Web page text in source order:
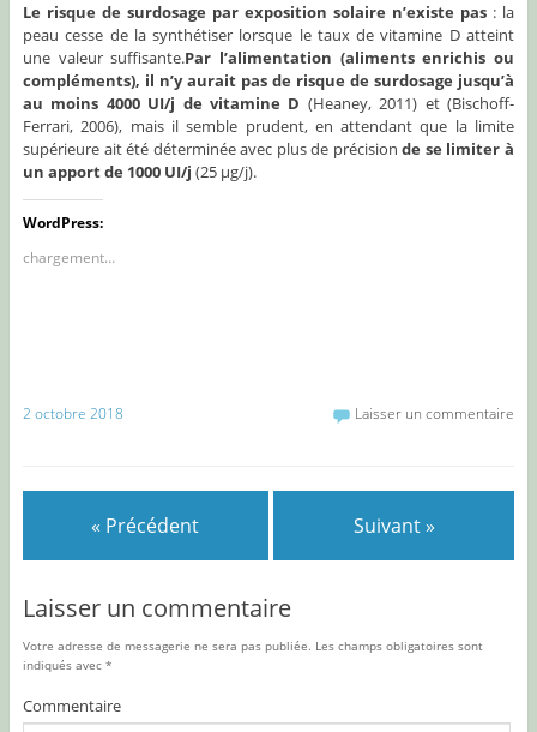
Le risque de surdosage par exposition solaire n’existe pas : la
peau cesse de la synthétiser lorsque le taux de vitamine D atteint
une valeur suffisante.Par l’alimentation (aliments enrichis ou
compléments), il n’y aurait pas de risque de surdosage jusqu’à
au moins 4000 UI/j de vitamine D (Heaney, 2011) et (Bischoff-
Ferrari, 2006), mais il semble prudent, en attendant que la limite
supérieure ait été déterminée avec plus de précisionde se limiter à
un apport de 1000 UI/j (25 µg/j).
WordPress:
chargement…
2 octobre 2018 Laisser un commentaire
« Précédent Suivant »
Laisser un commentaire
Votre adresse de messagerie ne sera pas publiée. Les champs obligatoires sont
indiqués avec *
Commentaire